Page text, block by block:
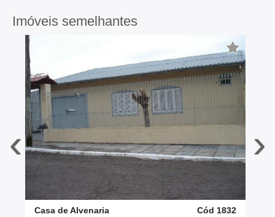
Imóveis semelhantes
‹
Casa de Alvenaria
Cód 1832
›